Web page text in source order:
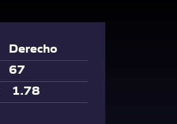
Derecho
67
1.78